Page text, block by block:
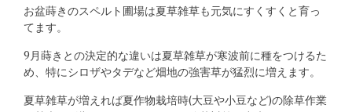
お盆蒔きのスペルト圃場は夏草雑草も元気にすくすくと育っ
てます。
9月蒔きとの決定的な違いは夏草雑草が寒波前に種をつけるた
め、特にシロザやタデなど畑地の強害草が猛烈に増えます。
夏草雑草が増えれば夏作物栽培時(大豆や小豆など)の除草作業